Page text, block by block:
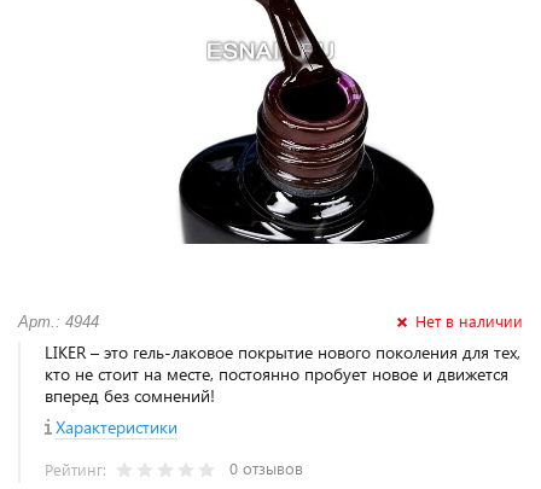
Арт.: 4944 Нет в наличии
LIKER – это гель-лаковое покрытие нового поколения для тех,
кто не стоит на месте, постоянно пробует новое и движется
вперед без сомнений!
Характеристики
Рейтинг: 0 отзывов